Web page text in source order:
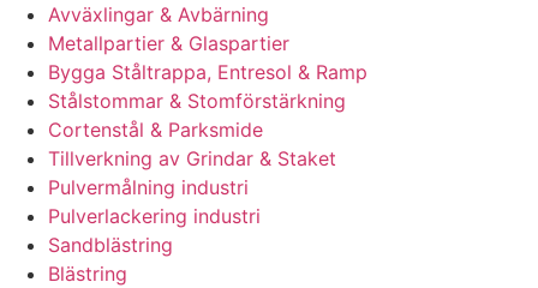
Avväxlingar & Avbärning
Metallpartier & Glaspartier
Bygga Ståltrappa, Entresol & Ramp
Stålstommar & Stomförstärkning
Cortenstål & Parksmide
Tillverkning av Grindar & Staket
Pulvermålning industri
Pulverlackering industri
Sandblästring
Blästring